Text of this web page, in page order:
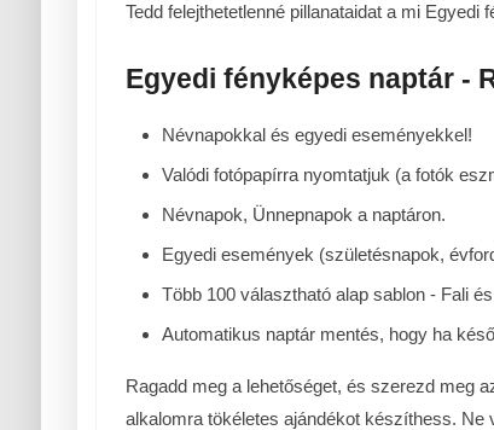
Tedd felejthetetlenné pillanataidat a mi Egyedi
Egyedi fényképes naptár -
Névnapokkal és egyedi eseményekkel!
Valódi fotópapírra nyomtatjuk (a fotók
Névnapok, Ünnepnapok a naptáron.
Egyedi események (születésnapok,
Több 100 választható alap sablon - Fali
Automatikus naptár mentés, hogy ha
Ragadd meg a lehetőséget, és szerezd meg
alkalomra tökéletes ajándékot készíthess. Ne